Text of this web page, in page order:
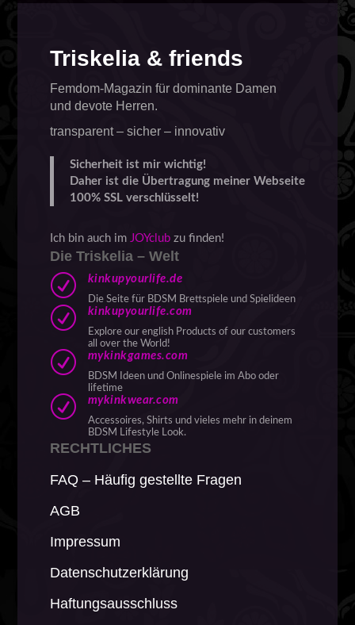
Triskelia & friends
Femdom-Magazin für dominante Damen
und devote Herren.
transparent – sicher – innovativ
Sicherheit ist mir wichtig!
Daher ist die Übertragung meiner Webseite
100% SSL verschlüsselt!
Ich bin auch im JOYclubzu finden!
Die Triskelia – Welt
R kinkupyourlife.de
Die Seite für BDSM Brettspiele und Spielideen
R kinkupyourlife.com
Explore our english Products of our customers
all over the World!
R mykinkgames.com
BDSM Ideen und Onlinespiele im Abo oder
lifetime
R mykinkwear.com
Accessoires, Shirts und vieles mehr in deinem
BDSM Lifestyle Look.
RECHTLICHES
FAQ – Häufig gestellte Fragen
AGB
Impressum
Datenschutzerklärung
Haftungsausschluss